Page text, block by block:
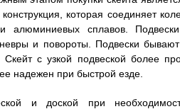
которая соединяет
алюминиевых сплавов.
и повороты. Подвески
с узкой подвеской более
надежен при быстрой езде.
и доской при